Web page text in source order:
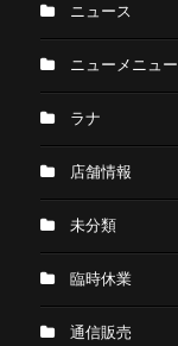
ニュース
ニューメニュー
ラナ
店舗情報
未分類
臨時休業
通信販売